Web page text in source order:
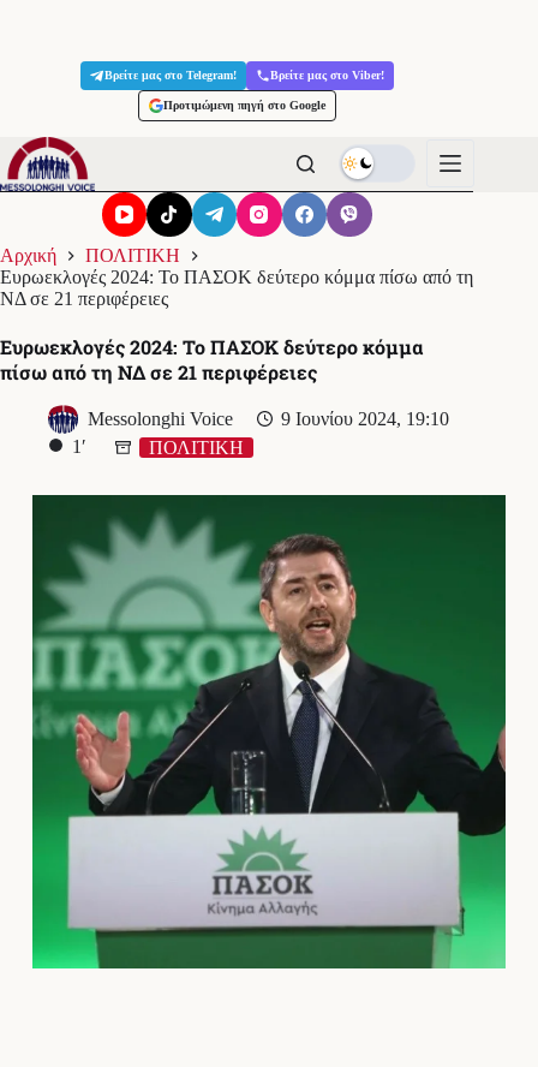
Βρείτε μας στο Telegram! Βρείτε μας στο Viber!
Προτιμώμενη πηγή στο Google
Αρχική
ΠΟΛΙΤΙΚΗ
Ευρωεκλογές 2024: Το ΠΑΣΟΚ δεύτερο κόμμα πίσω από τη
ΝΔ σε 21 περιφέρειες
Ευρωεκλογές 2024: Το ΠΑΣΟΚ δεύτερο κόμμα
πίσω από τη ΝΔ σε 21 περιφέρειες
Messolonghi Voice
9 Ιουνίου 2024, 19:10
1′
ΠΟΛΙΤΙΚΗ